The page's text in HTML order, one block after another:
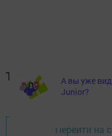
Теги:
ЮБИЛЕЙ
Перейти на
А вы уже
Junior?